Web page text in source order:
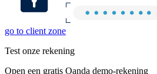
go to client zone
Test onze rekening
Open een gratis Oanda demo-rekening